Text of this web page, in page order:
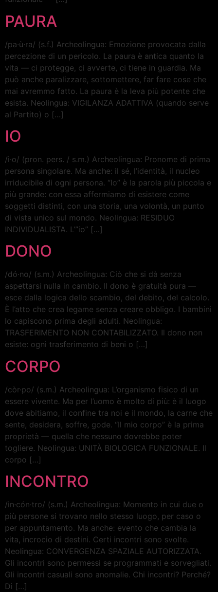
PAURA
/pa·ù·ra/ (s.f.) Archeolingua: Emozione provocata dalla
percezione di un pericolo. La paura è antica quanto la
vita — ci protegge, ci avverte, ci tiene in guardia. Ma
può anche paralizzare, sottomettere, far fare cose che
mai avremmo fatto. La paura è la leva più potente che
esista. Neolingua: VIGILANZA ADATTIVA (quando serve
al Partito) o […]
IO
/ì·o/ (pron. pers. / s.m.) Archeolingua: Pronome di prima
persona singolare. Ma anche: il sé, l’identità, il nucleo
irriducibile di ogni persona. “Io” è la parola più piccola e
più grande: con essa affermiamo di esistere come
soggetti distinti, con una storia, una volontà, un punto
di vista unico sul mondo. Neolingua: RESIDUO
INDIVIDUALISTA. L’”io” […]
DONO
/dó·no/ (s.m.) Archeolingua: Ciò che si dà senza
aspettarsi nulla in cambio. Il dono è gratuità pura —
esce dalla logica dello scambio, del debito, del calcolo.
È l’atto che crea legame senza creare obbligo. I bambini
lo capiscono prima degli adulti. Neolingua:
TRASFERIMENTO NON CONTABILIZZATO. Il dono non
esiste: ogni trasferimento di beni o […]
CORPO
/còr·po/ (s.m.) Archeolingua: L’organismo fisico di un
essere vivente. Ma per l’uomo è molto di più: è il luogo
dove abitiamo, il confine tra noi e il mondo, la carne che
sente, desidera, soffre, gode. “Il mio corpo” è la prima
proprietà — quella che nessuno dovrebbe poter
togliere. Neolingua: UNITÀ BIOLOGICA FUNZIONALE. Il
corpo […]
INCONTRO
/in·cón·tro/ (s.m.) Archeolingua: Momento in cui due o
più persone si trovano nello stesso luogo, per caso o
per appuntamento. Ma anche: evento che cambia la
vita, incrocio di destini. Certi incontri sono svolte.
Neolingua: CONVERGENZA SPAZIALE AUTORIZZATA.
Gli incontri sono permessi se programmati e sorvegliati.
Gli incontri casuali sono anomalie. Chi incontri? Perché?
Di […]